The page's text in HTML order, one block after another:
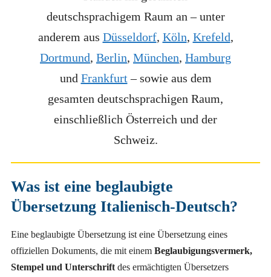
deutschsprachigem Raum an – unter
anderem aus Düsseldorf, Köln, Krefeld,
Dortmund, Berlin, München, Hamburg
und Frankfurt – sowie aus dem
gesamten deutschsprachigen Raum,
einschließlich Österreich und der
Schweiz.
Was ist eine beglaubigte
Übersetzung Italienisch-Deutsch?
Eine beglaubigte Übersetzung ist eine Übersetzung eines
offiziellen Dokuments, die mit einem Beglaubigungsvermerk,
Stempel und Unterschrift des ermächtigten Übersetzers